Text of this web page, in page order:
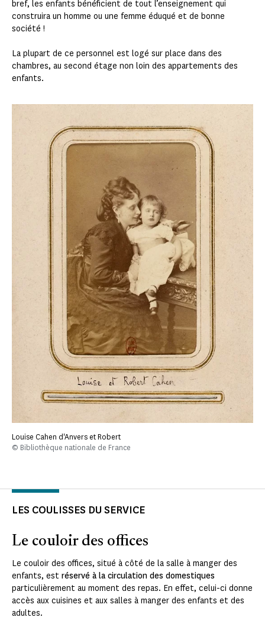
bref, les enfants bénéficient de tout l’enseignement qui
construira un homme ou une femme éduqué et de bonne
société !
La plupart de ce personnel est logé sur place dans des
chambres, au second étage non loin des appartements des
enfants.
Louise Cahen d'Anvers et Robert
© Bibliothèque nationale de France
LES COULISSES DU SERVICE
Le couloir des offices
Le couloir des offices, situé à côté de la salle à manger des
enfants, est réservé à la circulation des domestiques
particulièrement au moment des repas. En effet, celui-ci donne
accès aux cuisines et aux salles à manger des enfants et des
adultes.